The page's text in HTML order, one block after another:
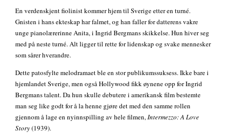
En verdenskjent fiolinist kommer hjem til Sverige etter en turné.
Gnisten i hans ekteskap har falmet, og han faller for datterens vakre
unge pianolærerinne Anita, i Ingrid Bergmans skikkelse. Hun hiver seg
med på neste turné. Alt ligger til rette for lidenskap og svake mennesker
som sårer hverandre.
Dette patosfylte melodramaet ble en stor publikumssuksess. Ikke bare i
hjemlandet Sverige, men også Hollywood fikk øynene opp for Ingrid
Bergmans talent. Da hun skulle debutere i amerikansk film bestemte
man seg like godt for å la henne gjøre det med den samme rollen
gjennom å lage en nyinnspilling av hele filmen, Intermezzo: A Love
Story(1939).